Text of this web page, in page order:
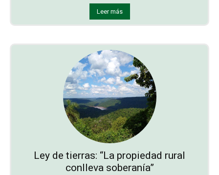
Leer más
Ley de tierras: “La propiedad rural
conlleva soberanía”